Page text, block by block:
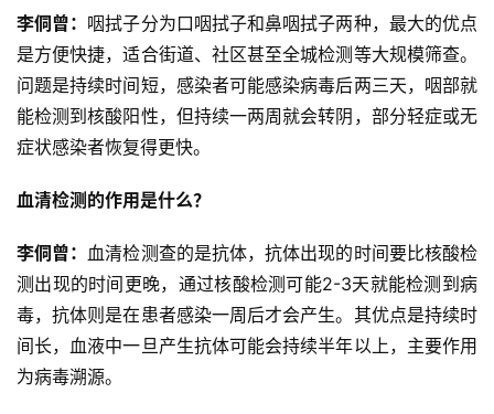
首
业
界
人
李侗曾： 咽拭子分为口咽拭子和鼻咽拭子两种，最大的优点
是方便快捷，适合街道、社区甚至全城检测等大规模筛查。
问题是持续时间短，感染者可能感染病毒后两三天，咽部就
能检测到核酸阳性，但持续一两周就会转阴，部分轻症或无
症状感染者恢复得更快。
血清检测的作用是什么？
李侗曾： 血清检测查的是抗体，抗体出现的时间要比核酸检
测出现的时间更晚，通过核酸检测可能2-3天就能检测到病
毒，抗体则是在患者感染一周后才会产生。其优点是持续时
间长，血液中一旦产生抗体可能会持续半年以上，主要作用
为病毒溯源。